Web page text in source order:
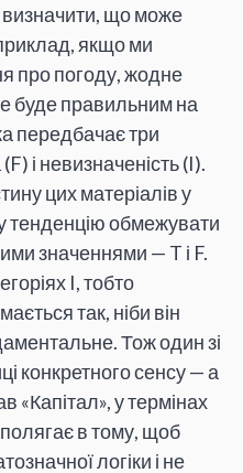
визначити, що може
якщо ми
про погоду, жодне
буде правильним на
передбачає три
і невизначеність (I).
цих матеріалів у
тенденцію обмежувати
значеннями — T і F.
I, тобто
так, ніби він
Тож один зі
конкретного сенсу — а
«Капітал», у термінах
в тому, щоб
логіки і не